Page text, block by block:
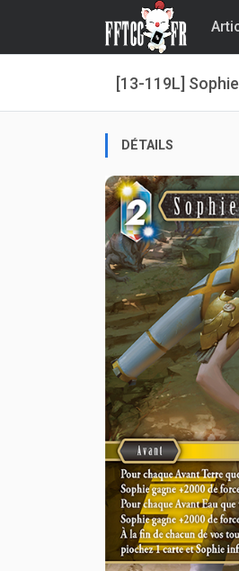
[13-119L] Sophie
DÉTAILS